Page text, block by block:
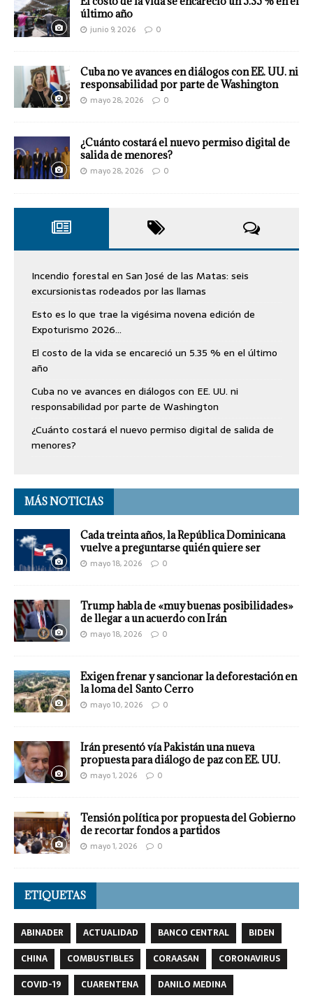
último año
junio 9, 2026 0
Cuba no ve avances en diálogos con EE. UU. ni
responsabilidad por parte de Washington
mayo 28, 2026 0
¿Cuánto costará el nuevo permiso digital de
salida de menores?
mayo 28, 2026 0
Incendio forestal en San José de las Matas: seis
excursionistas rodeados por las llamas
Esto es lo que trae la vigésima novena edición de
Expoturismo 2026…
El costo de la vida se encareció un 5.35 % en el último
año
Cuba no ve avances en diálogos con EE. UU. ni
responsabilidad por parte de Washington
¿Cuánto costará el nuevo permiso digital de salida de
menores?
MÁS NOTICIAS
Cada treinta años, la República Dominicana
vuelve a preguntarse quién quiere ser
mayo 18, 2026 0
Trump habla de «muy buenas posibilidades»
de llegar a un acuerdo con Irán
mayo 18, 2026 0
Exigen frenar y sancionar la deforestación en
la loma del Santo Cerro
mayo 10, 2026 0
Irán presentó vía Pakistán una nueva
propuesta para diálogo de paz con EE. UU.
mayo 1, 2026 0
Tensión política por propuesta del Gobierno
de recortar fondos a partidos
mayo 1, 2026 0
ETIQUETAS
ABINADER ACTUALIDAD BANCO CENTRAL
BIDEN
CHINA
COMBUSTIBLES CORAASAN
CORONAVIRUS
COVID-19
CUARENTENA
DANILO MEDINA